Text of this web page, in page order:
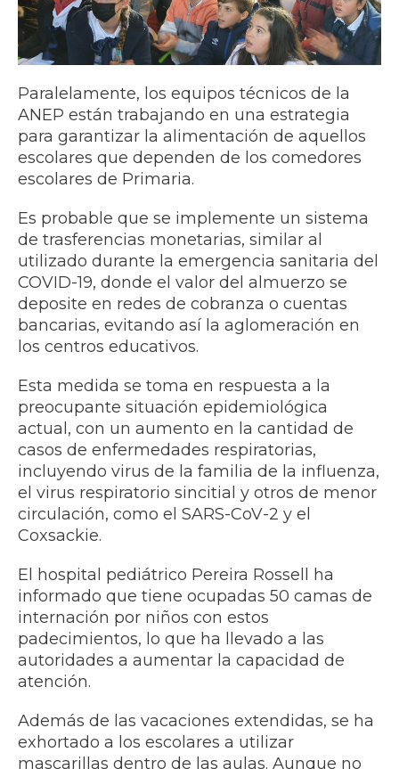
Paralelamente, los equipos técnicos de la
ANEP están trabajando en una estrategia
para garantizar la alimentación de aquellos
escolares que dependen de los comedores
escolares de Primaria.
Es probable que se implemente un sistema
de trasferencias monetarias, similar al
utilizado durante la emergencia sanitaria del
COVID-19, donde el valor del almuerzo se
deposite en redes de cobranza o cuentas
bancarias, evitando así la aglomeración en
los centros educativos.
Esta medida se toma en respuesta a la
preocupante situación epidemiológica
actual, con un aumento en la cantidad de
casos de enfermedades respiratorias,
incluyendo virus de la familia de la influenza,
el virus respiratorio sincitial y otros de menor
circulación, como el SARS-CoV-2 y el
Coxsackie.
El hospital pediátrico Pereira Rossell ha
informado que tiene ocupadas 50 camas de
internación por niños con estos
padecimientos, lo que ha llevado a las
autoridades a aumentar la capacidad de
atención.
Además de las vacaciones extendidas, se ha
exhortado a los escolares a utilizar
mascarillas dentro de las aulas. Aunque no